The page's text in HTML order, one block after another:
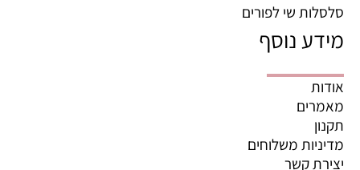
סלסלות שי לפורים
מידע נוסף
אודות
מאמרים
תקנון
מדיניות משלוחים
יצירת קשר